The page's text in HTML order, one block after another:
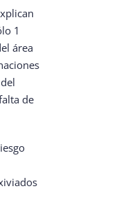
1
área
de